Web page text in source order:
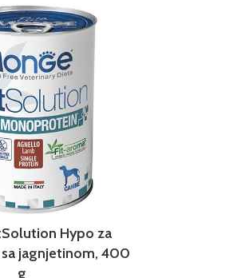
Hypo za
jagnjetinom, 400
g